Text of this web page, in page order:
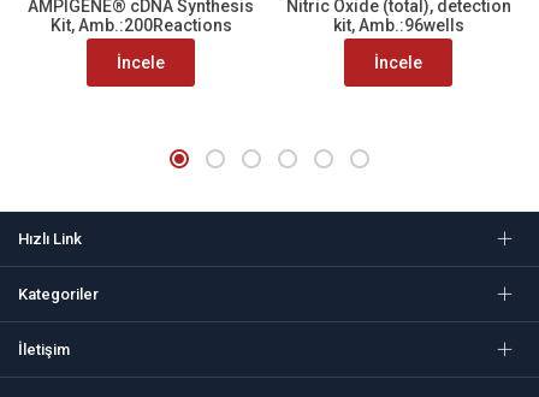
AMPIGENE® cDNA Synthesis
Kit, Amb.:200Reactions
İncele
Nitric Oxide (total), detection
kit, Amb.:96wells
İncele
Hızlı Link
Kategoriler
İletişim